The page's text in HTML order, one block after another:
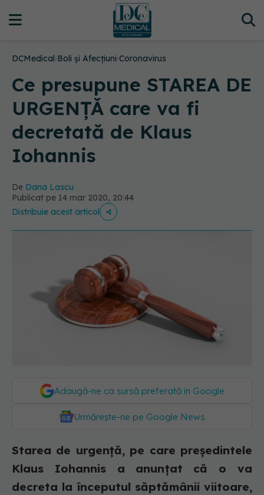
DCMedical›Boli și Afecțiuni›Coronavirus
Ce presupune STAREA DE
URGENȚĂ care va fi
decretată de Klaus
Iohannis
De Dana Lascu
Publicat pe 14 mar 2020, 20:44
Distribuie acest articol
Adaugă-ne ca sursă preferată în Google
Urmărește-ne pe Google News
Starea de urgență, pe care președintele
Klaus Iohannis a anunțat că o va
decreta la începutul săptămânii viitoare,